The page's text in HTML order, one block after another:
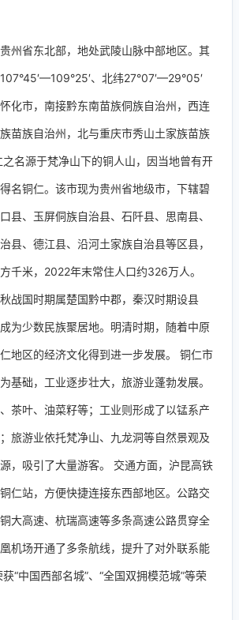
州省东北部，地处武陵山脉中部地区。其
、北纬27°07′—29°05′
化市，南接黔东南苗族侗族自治州，西连
苗族自治州，北与重庆市秀山土家族苗族
之名源于梵净山下的铜人山，因当地曾有开
名铜仁。该市现为贵州省地级市，下辖碧
县、玉屏侗族自治县、石阡县、思南县、
县、德江县、沿河土家族自治县等区县，
千米，2022年末常住人口约326万人。
战国时期属楚国黔中郡，秦汉时期设县
为少数民族聚居地。明清时期，随着中原
地区的经济文化得到进一步发展。 铜仁市
基础，工业逐步壮大，旅游业蓬勃发展。
茶叶、油菜籽等；工业则形成了以锰系产
旅游业依托梵净山、九龙洞等自然景观及
，吸引了大量游客。 交通方面，沪昆高铁
仁站，方便快捷连接东西部地区。公路交
大高速、杭瑞高速等多条高速公路贯穿全
机场开通了多条航线，提升了对外联系能
“中国西部名城”、“全国双拥模范城”等荣